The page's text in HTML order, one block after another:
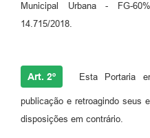
Municipal Urbana - FG-
14.715/2018.
Art. 2º Esta Portaria
publicação e retroagindo seus
disposições em contrário.